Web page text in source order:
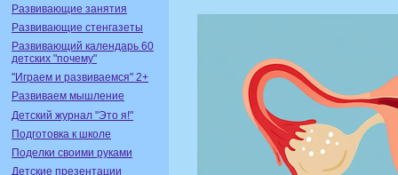
Развивающие занятия
Развивающие стенгазеты
Развивающий календарь 60
детских "почему"
"Играем и развиваемся" 2+
Развиваем мышление
Детский журнал "Это я!"
Подготовка к школе
Поделки своими руками
Детские презентации